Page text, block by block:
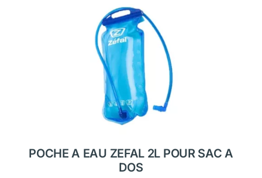
POCHE A EAU ZEFAL 2L POUR SAC A
DOS